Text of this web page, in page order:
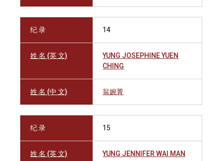
纪 录 14
姓 名 (英 文)
YUNG JOSEPHINE YUEN
CHING
姓 名 (中 文) 翁婉菁
纪 录 15
姓 名 (英 文) YUNG JENNIFER WAI MAN